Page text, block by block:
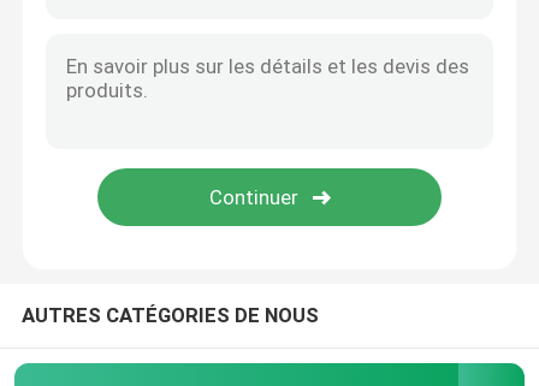
AUTRES CATÉGORIES DE NOUS